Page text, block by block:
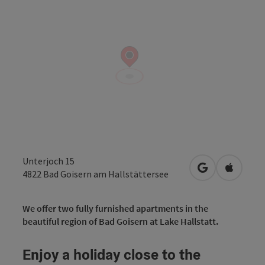
Unterjoch 15
4822 Bad Goisern am Hallstättersee open inOpen in
We offer two fully furnished apartments in the
beautiful region of Bad Goisern at Lake Hallstatt.
Enjoy a holiday close to the